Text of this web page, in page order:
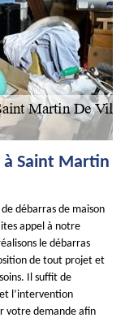
à Saint Martin
débarras de maison
appel à notre
le débarras
de tout projet et
Il suffit de
l’intervention
votre demande afin